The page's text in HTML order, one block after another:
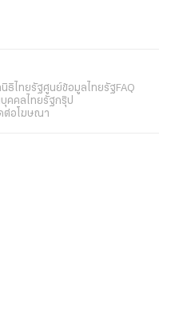
ธิไทยรัฐศูนย์ข้อมูลไทยรัฐFAQ
คคลไทยรัฐกรุ๊ป
ต่อโฆษณา